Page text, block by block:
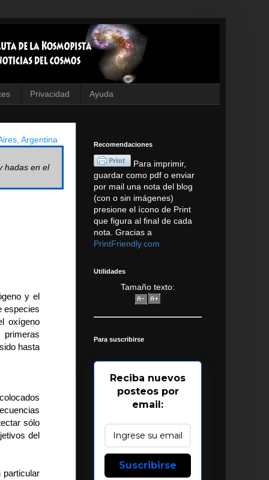
Privacidad Ayuda
Argentina
hadas en el
y el
especies
oxígeno
hasta
sólo
del
particular
Recomendaciones
Para imprimir,
guardar como pdf o enviar
por mail una nota del blog
(con o sin imágenes)
presione el ícono de Print
que figura al final de cada
nota. Gracias a
PrintFriendly.com
Utilidades
Tamaño texto:
Para suscribirse
Reciba nuevos
posteos por
email:
Suscribirse